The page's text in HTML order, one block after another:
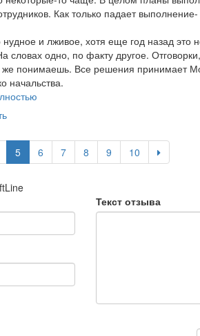
Как только падает
нудное и лживое, хотя еще год назад это
словах одно, по факту другое.
понимаешь. Все решения принимает
начальства.
5 6 7 8 9 10
Текст отзыва